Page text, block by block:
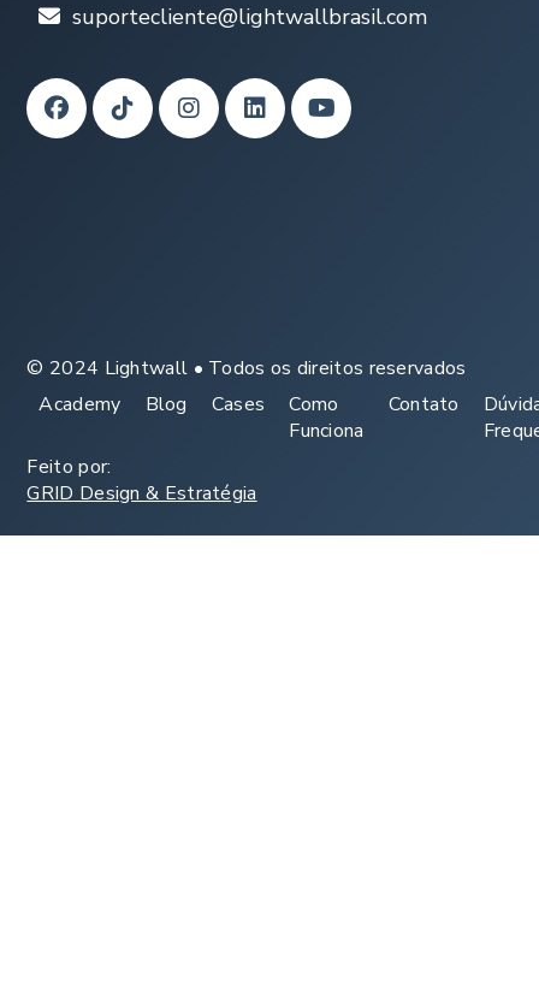
suportecliente@lightwallbrasil.com
© 2024 Lightwall • Todos os direitos reservados
Academy
Blog Cases
Como
Funciona
Contato
Feito por:
GRID Design & Estratégia